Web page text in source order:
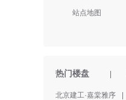
站点地图
热门楼盘
北京建工·嘉棠雅序